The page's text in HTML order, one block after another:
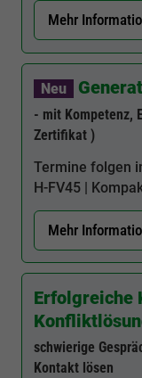
Mehr
Neu
- mit Kompetenz,
Zertifikat )
Termine folgen
H-FV45 |
Mehr
Erfolgreiche
schwierige
Kontakt lösen